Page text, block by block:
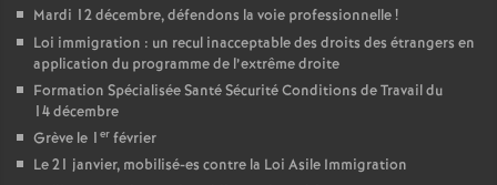
e
S
e
Mardi 12 décembre, défendons la voie professionnelle!
Loi immigration : un recul inacceptable des droits des étrangers en
application du programme de l’extrême droite
Formation Spécialisée Santé Sécurité Conditions de Travail du
14 décembre
Grève le 1 er février
Le 21 janvier, mobilisé-es contre la Loi Asile Immigration